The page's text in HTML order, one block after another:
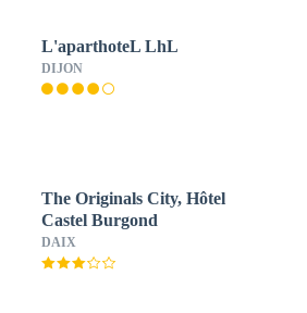
L'aparthoteL LhL
DIJON
The Originals City, Hôtel
Castel Burgond
DAIX